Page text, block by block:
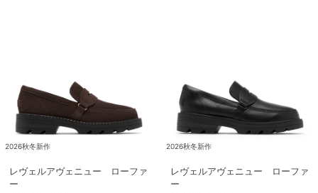
2026秋冬新作
レヴェルアヴェニュー ローファ
ー
2026秋冬新作
レヴェルアヴェニュー ローファ
ー